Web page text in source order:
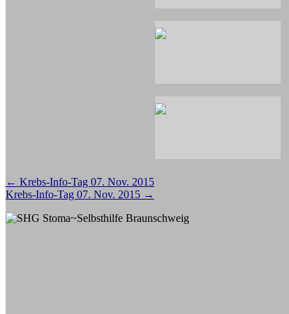
Beitragsnavigation
← Krebs-Info-Tag 07. Nov. 2015
Krebs-Info-Tag 07. Nov. 2015 →